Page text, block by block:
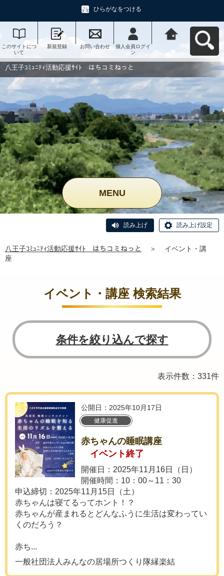
ひらがなをつける
このサイトにつ
いて
新規登録 お問い合わせ
個人会員ログイ
ン
動応援ｻｲﾄ はち
コミねっとへ戻
八王子ｺﾐｭﾆﾃｨ活動応援ｻｲﾄ はちコミねっと
MENU
読み上げ 読み上げ設定
八王子ｺﾐｭﾆﾃｨ活動応援ｻｲﾄ はちコミねっと ＞
イベント・講
座
イベント・講座 検索結果
条件を絞り込んで探す
表示件数：331件
公開日：2025年10月17日
健康促進
赤ちゃんの睡眠講座
イベント終了
開催日：2025年11月16日（日）
開催時間：10：00～11：30
申込締切：2025年11月15日（土）
赤ちゃんは寝てるってホント！？
赤ちゃんが産まれるとどんなふうに生活は変わってい
くのだろう？
赤ち...
一般社団法人みんなの居場所つくり隊縁楽結